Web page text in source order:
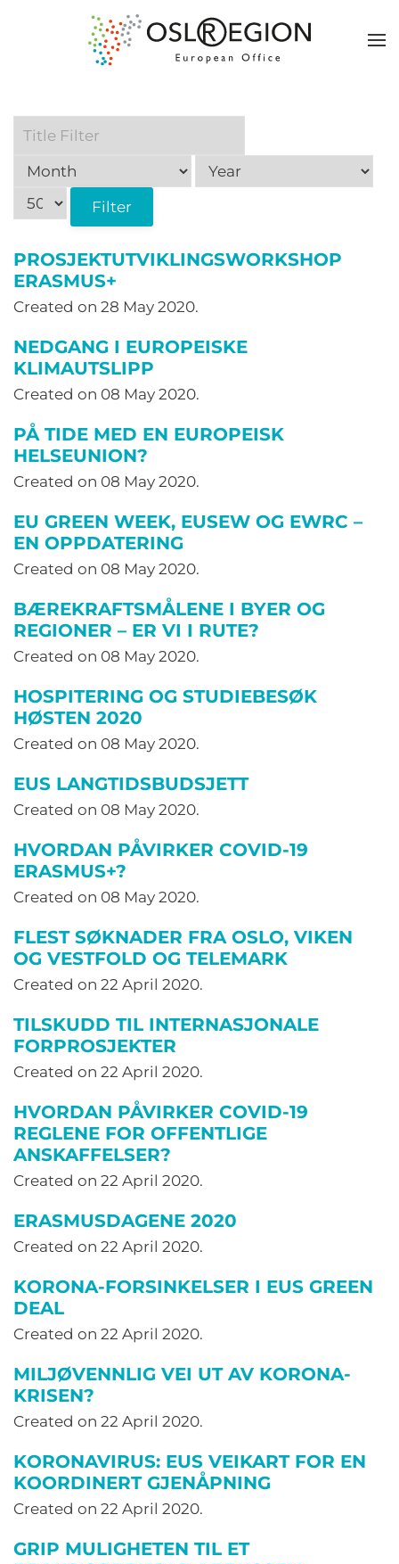
Title
Filter
PROSJEKTUTVIKLINGSWORKSHOP
ERASMUS+
Created on 28 May 2020.
NEDGANG I EUROPEISKE
KLIMAUTSLIPP
Created on 08 May 2020.
PÅ TIDE MED EN EUROPEISK
HELSEUNION?
Created on 08 May 2020.
EU GREEN WEEK, EUSEW OG EWRC –
EN OPPDATERING
Created on 08 May 2020.
BÆREKRAFTSMÅLENE I BYER OG
REGIONER – ER VI I RUTE?
Created on 08 May 2020.
HOSPITERING OG STUDIEBESØK
HØSTEN 2020
Created on 08 May 2020.
EUS LANGTIDSBUDSJETT
Created on 08 May 2020.
HVORDAN PÅVIRKER COVID-19
ERASMUS+?
Created on 08 May 2020.
FLEST SØKNADER FRA OSLO, VIKEN
OG VESTFOLD OG TELEMARK
Created on 22 April 2020.
TILSKUDD TIL INTERNASJONALE
FORPROSJEKTER
Created on 22 April 2020.
HVORDAN PÅVIRKER COVID-19
REGLENE FOR OFFENTLIGE
ANSKAFFELSER?
Created on 22 April 2020.
ERASMUSDAGENE 2020
Created on 22 April 2020.
KORONA-FORSINKELSER I EUS GREEN
DEAL
Created on 22 April 2020.
MILJØVENNLIG VEI UT AV KORONA-
KRISEN?
Created on 22 April 2020.
KORONAVIRUS: EUS VEIKART FOR EN
KOORDINERT GJENÅPNING
Created on 22 April 2020.
GRIP MULIGHETEN TIL ET